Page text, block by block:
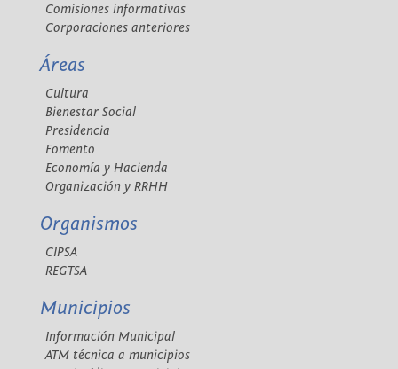
Comisiones informativas
Corporaciones anteriores
Áreas
Cultura
Bienestar Social
Presidencia
Fomento
Economía y Hacienda
Organización y RRHH
Organismos
CIPSA
REGTSA
Municipios
Información Municipal
ATM técnica a municipios